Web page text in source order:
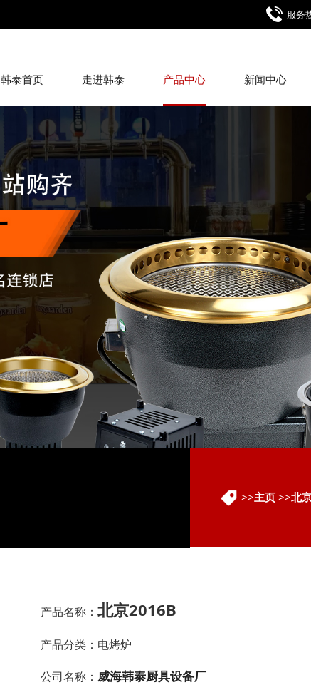
服务
韩泰首页 走进韩泰 产品中心 新闻中心
>>主页>>北
产品名称： 北京2016B
产品分类： 电烤炉
公司名称： 威海韩泰厨具设备厂